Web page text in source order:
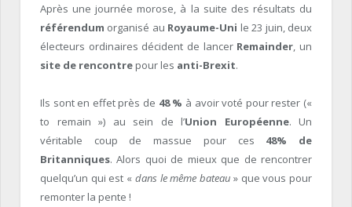
Après une journée morose, à la suite des résultats du
référendum organisé au Royaume-Uni le 23 juin, deux
électeurs ordinaires décident de lancer Remainder, un
site de rencontre pour les anti-Brexit.
Ils sont en effet près de 48 % à avoir voté pour rester («
to remain ») au sein de l’Union Européenne. Un
véritable coup de massue pour ces 48% de
Britanniques. Alors quoi de mieux que de rencontrer
quelqu’un qui est « dans le même bateau » que vous pour
remonter la pente !